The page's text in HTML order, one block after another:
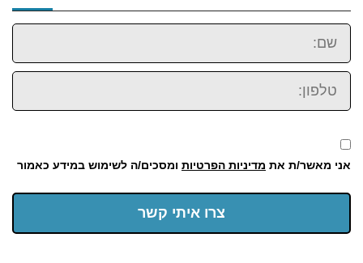
שם:
טלפון:
אני מאשר/ת את מדיניות הפרטיות ומסכים/ה לשימוש במידע כאמור
צרו איתי קשר